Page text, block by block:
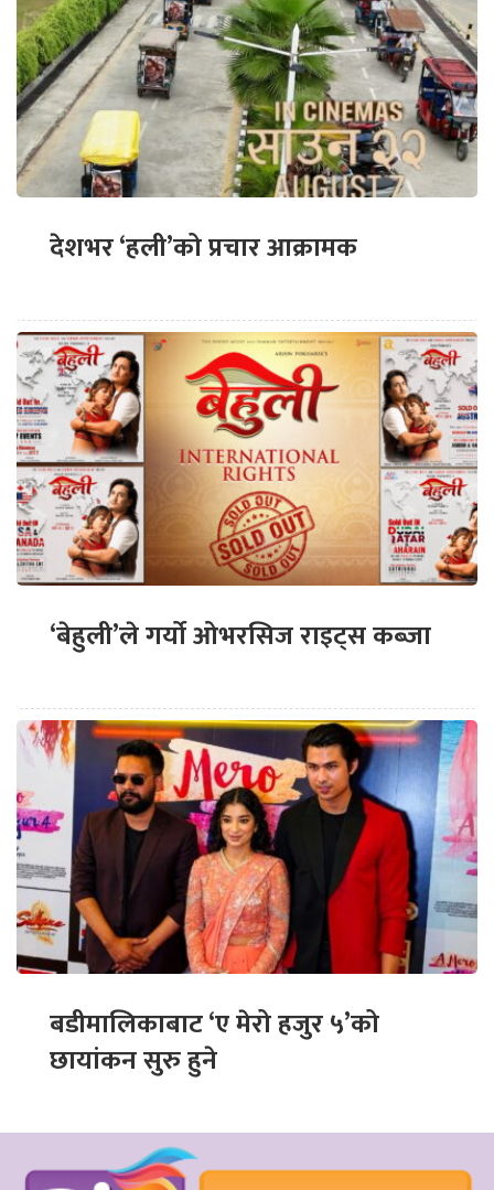
देशभर ‘हली’को प्रचार आक्रामक
‘बेहुली’ले गर्यो ओभरसिज राइट्स कब्जा
बडीमालिकाबाट ‘ए मेरो हजुर ५’को
छायांकन सुरु हुने